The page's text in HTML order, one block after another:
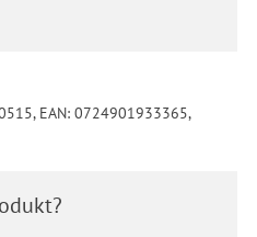
EAN: 0724901933365,